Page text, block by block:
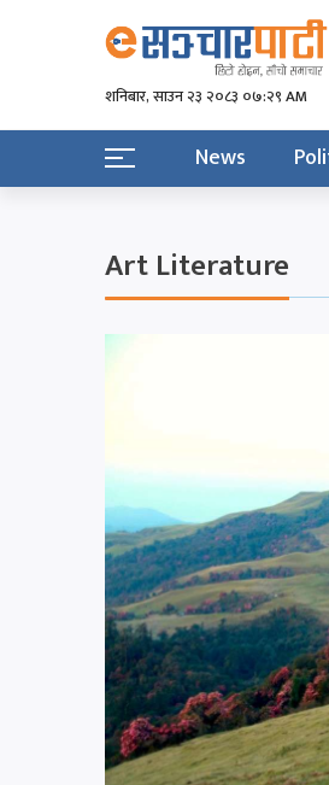
शनिबार, साउन २३ २०८३ ०७:२९ AM
News
Art Literature